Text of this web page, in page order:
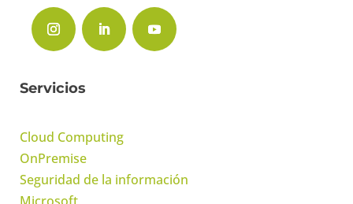
Servicios
Cloud Computing
OnPremise
Seguridad de la información